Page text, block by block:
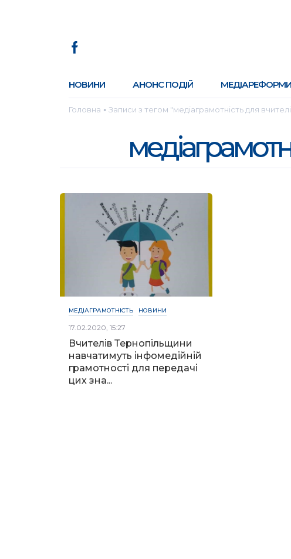
НОВИНИ АНОНС ПОДІЙ МЕДІАРЕФОРМИ
Головна ● Записи з тегом "медіаграмотність для
МЕДІАГРАМОТНІСТЬ НОВИНИ
17.02.2020, 15:27
Вчителів Тернопільщини
навчатимуть інфомедійній
грамотності для передачі
цих зна...